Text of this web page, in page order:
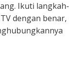
Ikuti langkah-
dengan benar,